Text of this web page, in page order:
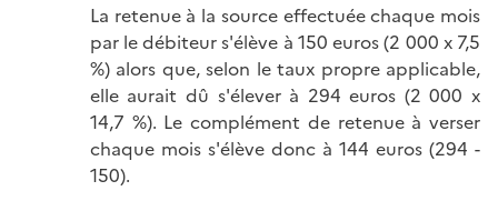
La retenue à la source effectuée chaque mois
par le débiteur s'élève à 150 euros (2 000 x 7,5
%) alors que, selon le taux propre applicable,
elle aurait dû s'élever à 294 euros (2 000 x
14,7 %). Le complément de retenue à verser
chaque mois s'élève donc à 144 euros (294 -
150).